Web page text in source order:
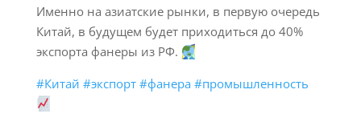
Именно на азиатские рынки, в первую очередь
Китай, в будущем будет приходиться до 40%
экспорта фанеры из РФ.
#Китай #экспорт #фанера #промышленность